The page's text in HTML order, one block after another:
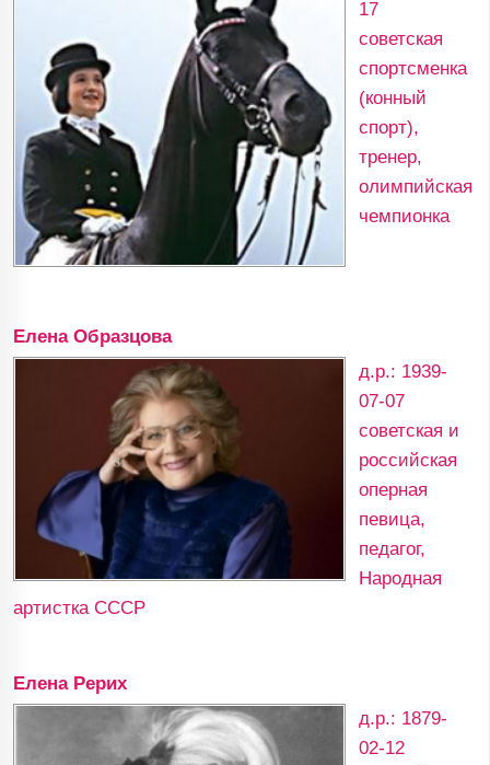
17
советская
спортсменка
(конный
спорт),
тренер,
олимпийская
чемпионка
Елена Образцова
д.р.: 1939-
07-07
советская и
российская
оперная
певица,
педагог,
Народная
артистка СССР
Елена Рерих
д.р.: 1879-
02-12